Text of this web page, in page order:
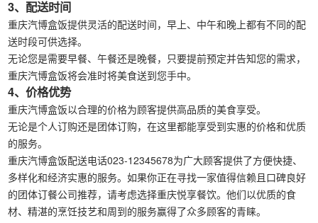
3、配送时间
重庆汽博盒饭提供灵活的配送时间，早上、中午和晚上都有不同的配
送时段可供选择。
无论您是需要早餐、午餐还是晚餐，只要提前预定并告知您的需求，
重庆汽博盒饭将会准时将美食送到您手中。
4、价格优势
重庆汽博盒饭以合理的价格为顾客提供高品质的美食享受。
无论是个人订购还是团体订购，在这里都能享受到实惠的价格和优质
的服务。
重庆汽博盒饭配送电话023-12345678为广大顾客提供了方便快捷、
多样化和经济实惠的服务。如果你正在寻找一家值得信赖且口碑良好
的团体订餐公司推荐，请考虑选择重庆悦享餐饮。他们以优质的食
材、精湛的烹饪技艺和周到的服务赢得了众多顾客的青睐。